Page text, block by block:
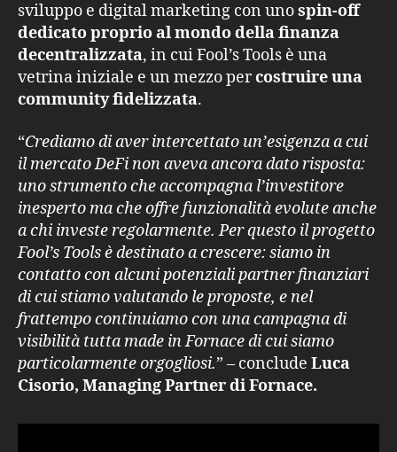
sviluppo e digital marketing con unospin-off
dedicato proprio al mondo della finanza
decentralizzata, in cui Fool’s Tools è una
vetrina iniziale e un mezzo percostruire una
community fidelizzata.
“Crediamo di aver intercettato un’esigenza a cui
il mercato DeFi non aveva ancora dato risposta:
uno strumento che accompagna l’investitore
inesperto ma che offre funzionalità evolute anche
a chi investe regolarmente. Per questo il progetto
Fool’s Tools è destinato a crescere: siamo in
contatto con alcuni potenziali partner finanziari
di cui stiamo valutando le proposte, e nel
frattempo continuiamo con una campagna di
visibilità tutta made in Fornace di cui siamo
particolarmente orgogliosi.” – conclude Luca
Cisorio, Managing Partner di Fornace.